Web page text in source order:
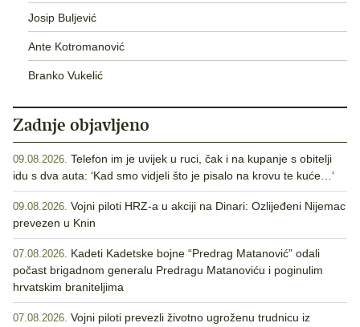
Josip Buljević
Ante Kotromanović
Branko Vukelić
Zadnje objavljeno
09.08.2026. Telefon im je uvijek u ruci, čak i na kupanje s obitelji
idu s dva auta: ‘Kad smo vidjeli što je pisalo na krovu te kuće…‘
09.08.2026. Vojni piloti HRZ-a u akciji na Dinari: Ozlijeđeni Nijemac
prevezen u Knin
07.08.2026. Kadeti Kadetske bojne “Predrag Matanović” odali
počast brigadnom generalu Predragu Matanoviću i poginulim
hrvatskim braniteljima
07.08.2026. Vojni piloti prevezli životno ugroženu trudnicu iz